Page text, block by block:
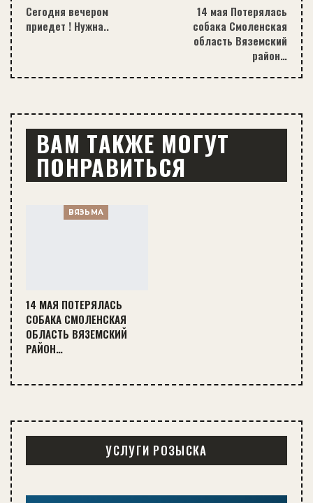
Сегодня вечером
приедет ! Нужна..
14 мая Потерялась
собака Смоленская
область Вяземский
район…
ВАМ ТАКЖЕ МОГУТ
ПОНРАВИТЬСЯ
ВЯЗЬМА
14 МАЯ ПОТЕРЯЛАСЬ
СОБАКА СМОЛЕНСКАЯ
ОБЛАСТЬ ВЯЗЕМСКИЙ
РАЙОН…
УСЛУГИ РОЗЫСКА